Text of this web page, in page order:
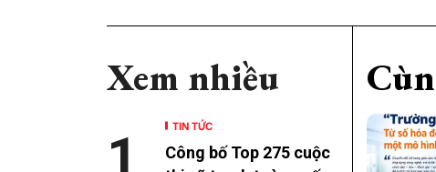
Xem nhiều
TIN TỨC
Công bố Top 275 cuộc
1